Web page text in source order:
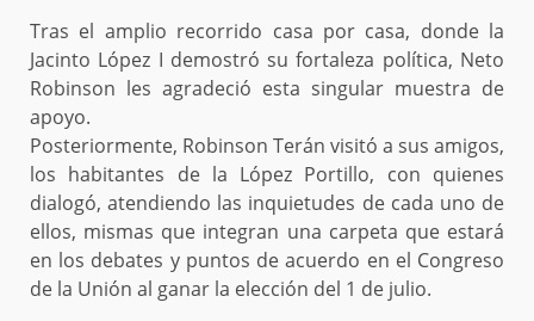
Tras el amplio recorrido casa por casa, donde la
Jacinto López I demostró su fortaleza política, Neto
Robinson les agradeció esta singular muestra de
apoyo.
Posteriormente, Robinson Terán visitó a sus amigos,
los habitantes de la López Portillo, con quienes
dialogó, atendiendo las inquietudes de cada uno de
ellos, mismas que integran una carpeta que estará
en los debates y puntos de acuerdo en el Congreso
de la Unión al ganar la elección del 1 de julio.